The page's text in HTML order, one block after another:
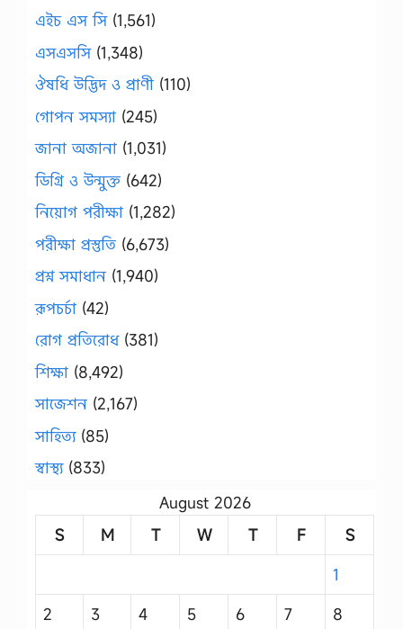
এইচ এস সি(1,561)
এসএসসি(1,348)
ঔষধি উদ্ভিদ ও প্রাণী (110)
গোপন সমস্যা (245)
জানা অজানা (1,031)
ডিগ্রি ও উন্মুক্ত (642)
নিয়োগ পরীক্ষা (1,282)
পরীক্ষা প্রস্তুতি (6,673)
প্রশ্ন সমাধান (1,940)
রূপচর্চা (42)
রোগ প্রতিরোধ(381)
শিক্ষা (8,492)
সাজেশন (2,167)
সাহিত্য(85)
স্বাস্থ্য(833)
August 2026
S
M T W T F
S
1
2
3 4 5 6 7 8